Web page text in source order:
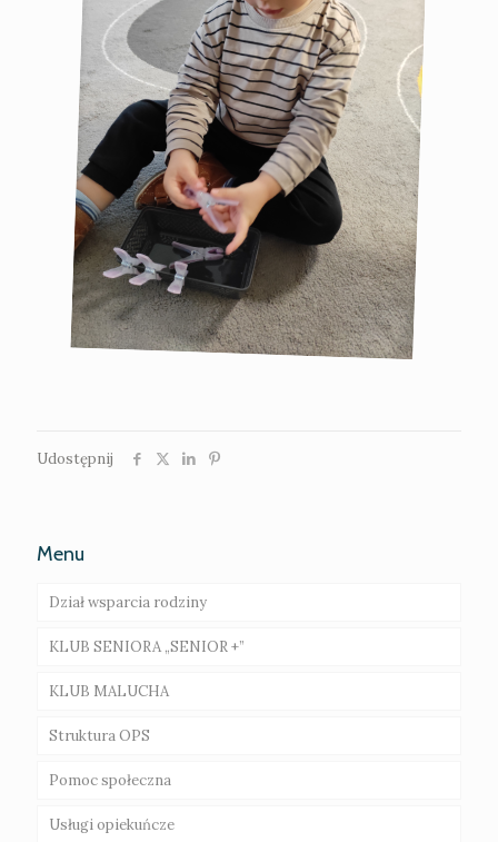
Udostępnij
Menu
Dział wsparcia rodziny
Rodziny wspierające – ogłoszenie o naborze
Asystent rodziny
Gminna Komisja Rozwiązywania Problemów
KLUB SENIORA „SENIOR +”
Galeria
KLUB MALUCHA
Galeria
Struktura OPS
Regulamin Organizacyjny Klubu Dziecięcego
Pomoc społeczna
Zasady przyznawania świadczeń
Usługi opiekuńcze